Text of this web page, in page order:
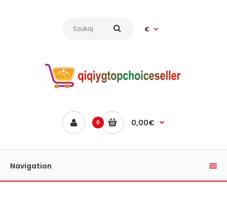
€
0 0,00€
Navigation